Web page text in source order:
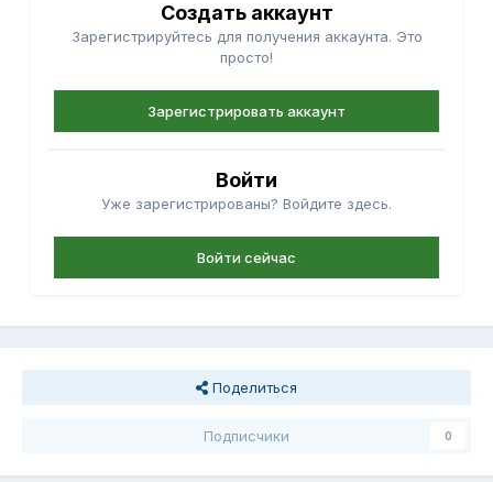
Создать аккаунт
Зарегистрируйтесь для получения аккаунта. Это
просто!
Зарегистрировать аккаунт
Войти
Уже зарегистрированы? Войдите здесь.
Войти сейчас
Поделиться
Подписчики 0